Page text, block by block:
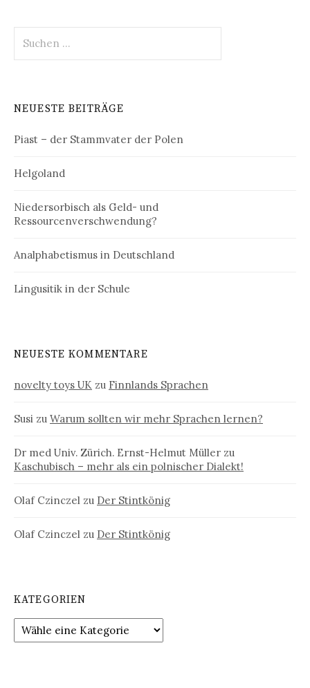
nach:
NEUESTE BEITRÄGE
Piast – der Stammvater der Polen
Helgoland
Niedersorbisch als Geld- und
Ressourcenverschwendung?
Analphabetismus in Deutschland
Lingusitik in der Schule
NEUESTE KOMMENTARE
novelty toys UK zu Finnlands Sprachen
Susi zu Warum sollten wir mehr Sprachen lernen?
Dr med Univ. Zürich. Ernst-Helmut Müller zu
Kaschubisch – mehr als ein polnischer Dialekt!
Olaf Czinczel zu Der Stintkönig
Olaf Czinczel zu Der Stintkönig
KATEGORIEN